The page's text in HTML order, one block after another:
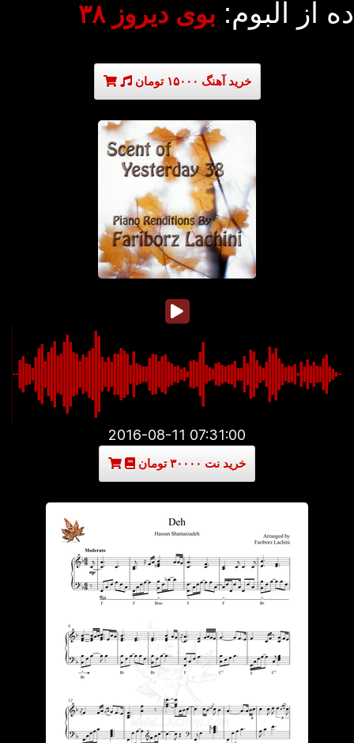
ده از آلبوم: بوی دیروز ۳۸
خرید آهنگ ۱۵۰۰۰ تومان
2016-08-11 07:31:00
خرید نت ۳۰۰۰۰ تومان